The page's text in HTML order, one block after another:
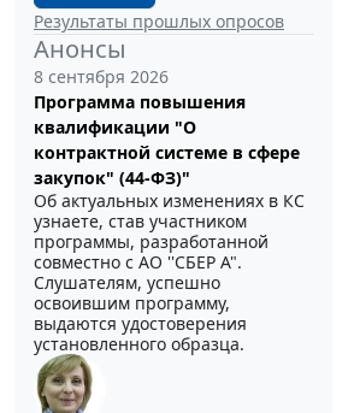
Результаты прошлых опросов
Анонсы
8 сентября 2026
Программа повышения
квалификации "О
контрактной системе в сфере
закупок" (44-ФЗ)"
Об актуальных изменениях в КС
узнаете, став участником
программы, разработанной
совместно с АО ''СБЕР А".
Слушателям, успешно
освоившим программу,
выдаются удостоверения
установленного образца.